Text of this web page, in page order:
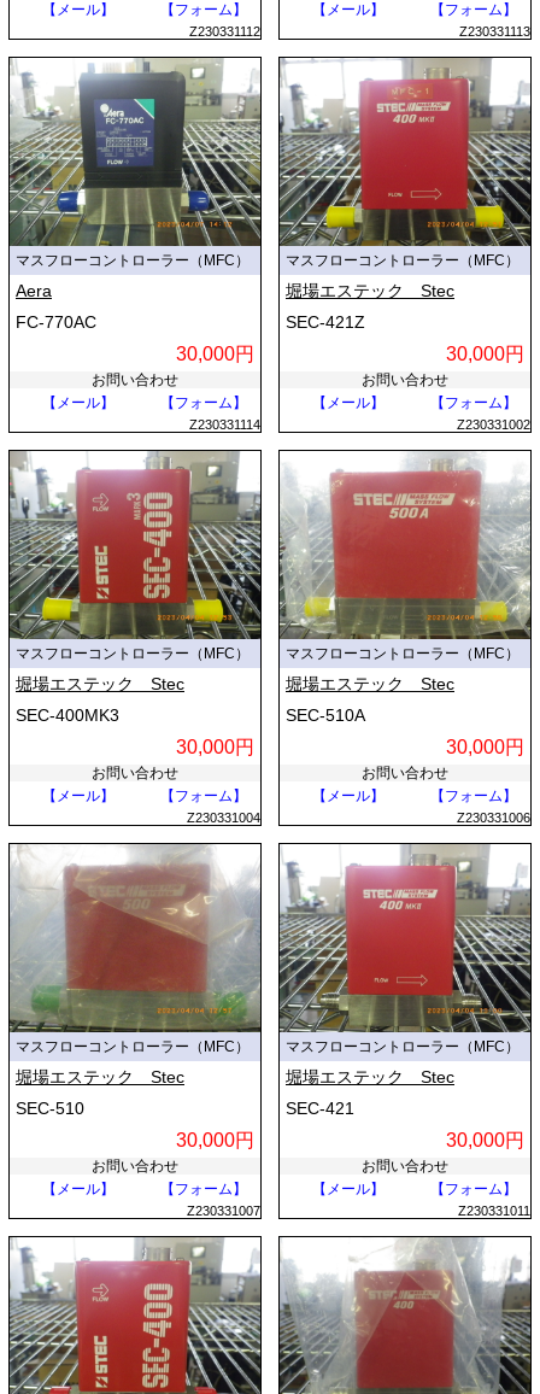
【メール】
【フォーム】
Z230331112
【メール】
【フォーム】
Z230331113
マスフローコントローラー（MFC）
Aera
FC-770AC
30,000円
お問い合わせ
【メール】
【フォーム】
Z230331114
マスフローコントローラー（MFC）
堀場エステック Stec
SEC-421Z
30,000円
お問い合わせ
【メール】
【フォーム】
Z230331002
マスフローコントローラー（MFC）
堀場エステック Stec
SEC-400MK3
30,000円
お問い合わせ
【メール】
【フォーム】
Z230331004
マスフローコントローラー（MFC）
堀場エステック Stec
SEC-510A
30,000円
お問い合わせ
【メール】
【フォーム】
Z230331006
マスフローコントローラー（MFC）
堀場エステック Stec
SEC-510
30,000円
お問い合わせ
【メール】
【フォーム】
Z230331007
マスフローコントローラー（MFC）
堀場エステック Stec
SEC-421
30,000円
お問い合わせ
【メール】
【フォーム】
Z230331011